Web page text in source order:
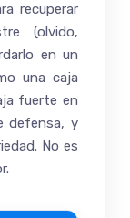
recuperar
(olvido,
en un
una caja
fuerte en
defensa, y
No es